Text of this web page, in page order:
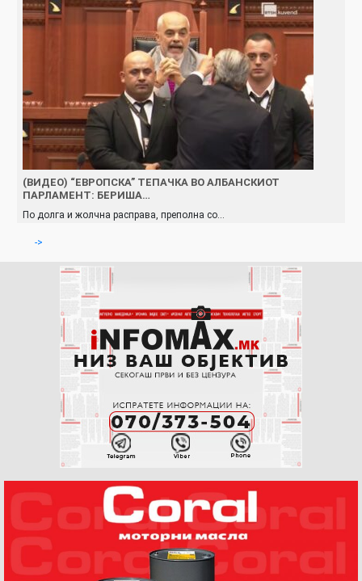
(ВИДЕО) “ЕВРОПСКА” ТЕПАЧКА ВО АЛБАНСКИОТ
ПАРЛАМЕНТ: БЕРИША…
По долга и жолчна расправа, преполна со…
->